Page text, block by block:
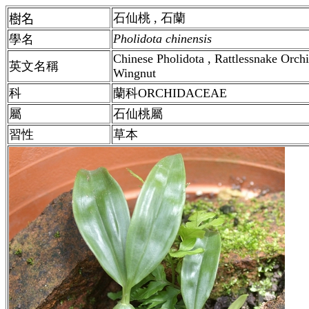
樹名
石仙桃 , 石蘭
學名
Pholidota chinensis
英文名稱
Chinese Pholidota , Rattlessnake
Wingnut
科
蘭科ORCHIDACEAE
屬
石仙桃屬
習性
草本